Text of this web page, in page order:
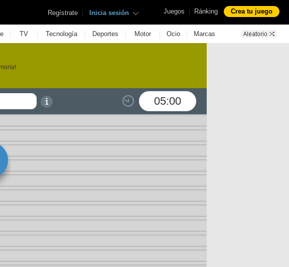
Juegos | Ránking Crea tu juego
Regístrate | Inicia sesión
| TV | Tecnología | Deportes | Motor | Ocio | Marcas
05:00